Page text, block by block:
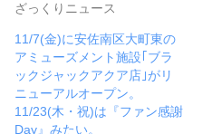
ざっくりニュース
11/7(金)に安佐南区大町東の
アミューズメント施設｢ブラ
ックジャックアクア店｣がリ
ニューアルオープン。
11/23(木・祝)は『ファン感謝
Day』みたい。